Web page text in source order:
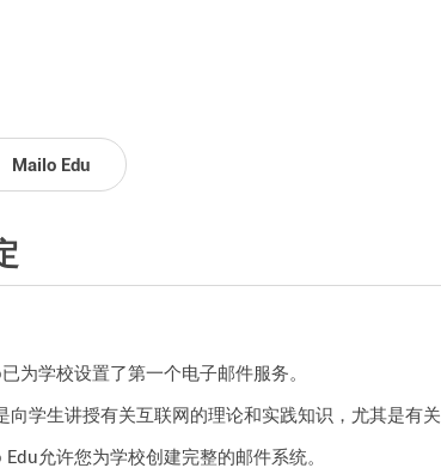
Mailo Edu
为学校设置了第一个电子邮件服务。
向学生讲授有关互联网的理论和实践知识，尤其是有关
Edu允许您为学校创建完整的邮件系统。